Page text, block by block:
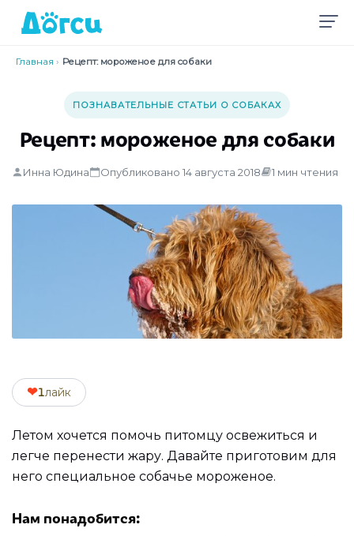
Главная › Рецепт: мороженое для собаки
ПОЗНАВАТЕЛЬНЫЕ СТАТЬИ О СОБАКАХ
Рецепт: мороженое для собаки
Инна Юдина Опубликовано 14 августа 2018 1 мин чтения
❤1лайк
Летом хочется помочь питомцу освежиться и
легче перенести жару. Давайте приготовим для
него специальное собачье мороженое.
Нам понадобится: